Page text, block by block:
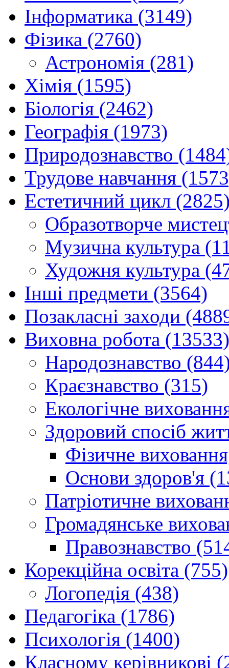
Інформатика (3149)
Фізика (2760)
Астрономія (281)
Хімія (1595)
Біологія (2462)
Географія (1973)
Природознавство
Трудове навчання
Естетичний цикл
Образотворче
Музична культура
Художня культура
Інші предмети (3564)
Позакласні заходи
Виховна робота (13533)
Народознавство
Краєзнавство (315)
Екологічне
Здоровий спосіб
Фізичне
Основи здоров'я
Патріотичне
Громадянське
Правознавство
Корекційна освіта (755)
Логопедія (438)
Педагогіка (1786)
Психологія (1400)
Класному керівникові